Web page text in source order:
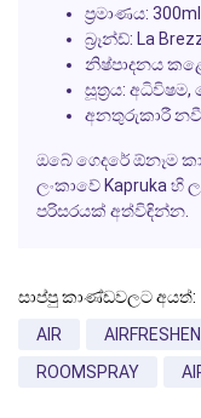
ප්‍රමාණය: 300ml
බ්‍රෑන්ඩ්: La
නිෂ්පාදනය
සූත්‍රය: අධිවිෂම,
අනතුරුකාරී
ඔබේ ගෙදරේ ඕනෑම
ලංකාවේ Kapruka
පරිසරයක් අත්විඳින්න.
සාප්පු කාණ්ඩවලට අයත්:
AIR
ROOMSPRAY